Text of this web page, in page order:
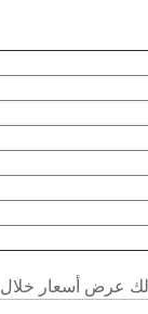
أسعار خلال 24 ساعة.